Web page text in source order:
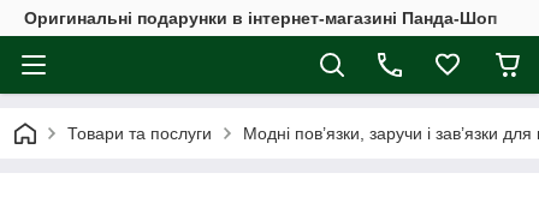
Оригинальні подарунки в інтернет-магазині Панда-Шоп
Товари та послуги Модні пов’язки, заручи і зав’язки